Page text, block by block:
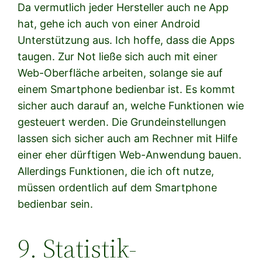
Da vermutlich jeder Hersteller auch ne App
hat, gehe ich auch von einer Android
Unterstützung aus. Ich hoffe, dass die Apps
taugen. Zur Not ließe sich auch mit einer
Web-Oberfläche arbeiten, solange sie auf
einem Smartphone bedienbar ist. Es kommt
sicher auch darauf an, welche Funktionen wie
gesteuert werden. Die Grundeinstellungen
lassen sich sicher auch am Rechner mit Hilfe
einer eher dürftigen Web-Anwendung bauen.
Allerdings Funktionen, die ich oft nutze,
müssen ordentlich auf dem Smartphone
bedienbar sein.
9. Statistik-